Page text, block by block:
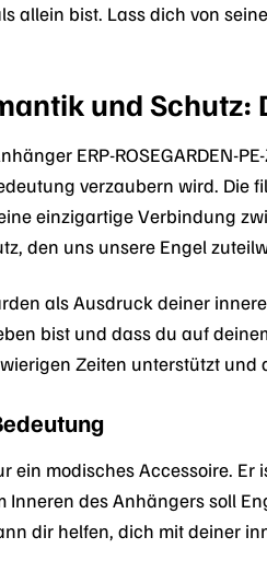
allein bist. Lass dich von
und Schutz:
ERP-
verzaubern wird. Die
einzigartige Verbindung
den uns unsere Engel
als Ausdruck deiner
bist und dass du auf
Zeiten unterstützt und
ein modisches Accessoire.
Inneren des Anhängers soll
dir helfen, dich mit deiner